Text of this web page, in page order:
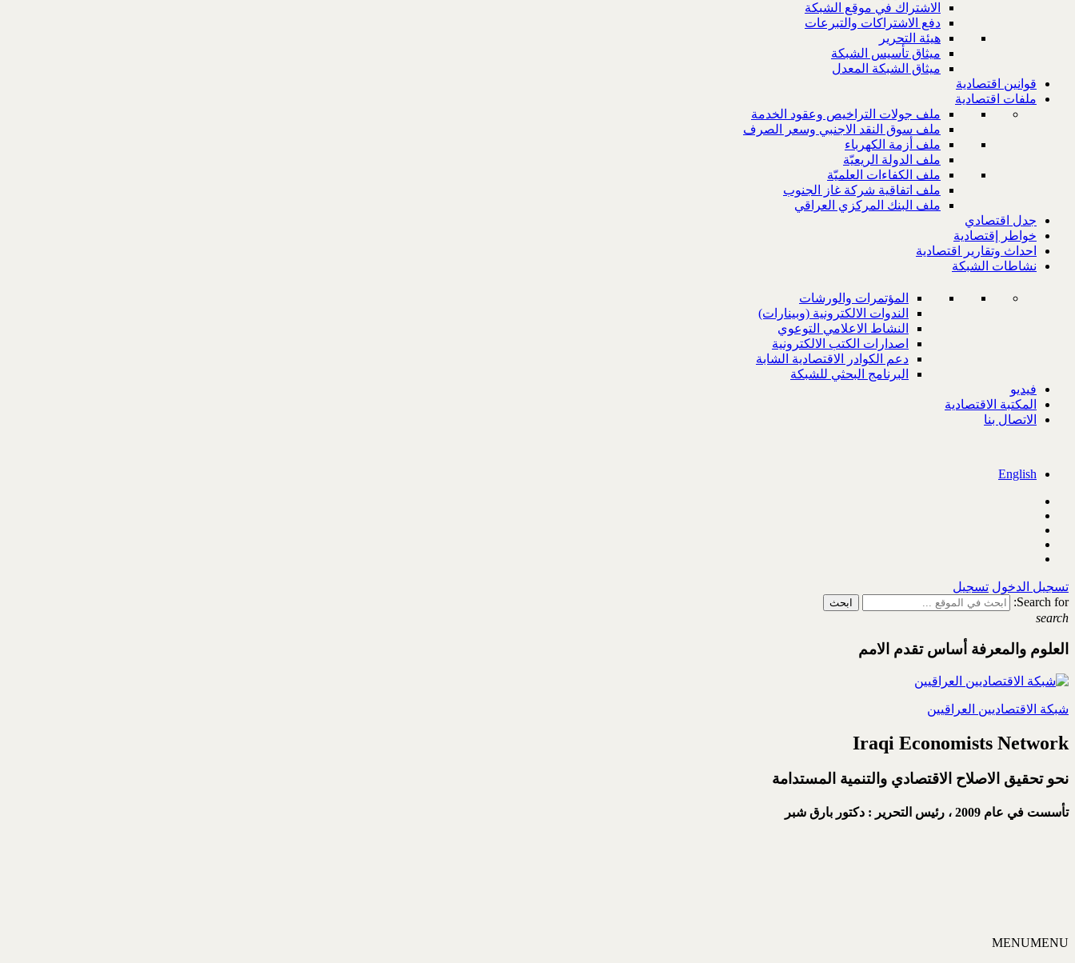
الاشتراك في موقع الشبكة
دفع الاشتراكات والتبرعات
هيئة التحرير
ميثاق تأسيس الشبكة
ميثاق الشبكة المعدل
قوانين اقتصادية
ملفات اقتصادية
ملف جولات التراخيص وعقود الخدمة
ملف سوق النقد الاجنبي وسعر الصرف
ملف أزمة الكهرباء
ملف الدولة الريعيّة
ملف الكفاءات العلميّة
ملف اتفاقية شركة غاز الجنوب
ملف البنك المركزي العراقي
جدل اقتصادي
خواطر إقتصادية
احداث وتقارير اقتصادية
نشاطات الشبكة
المؤتمرات والورشات
الندوات الالكترونية (وبينارات)
النشاط الاعلامي التوعوي
اصدارات الكتب الالكترونية
دعم الكوادر الاقتصادية الشابة
البرنامج البحثي للشبكة
فيديو
المكتبة الاقتصادية
الاتصال بنا
English
تسجيل الدخول تسجيل
Search for:
search
العلوم والمعرفة أساس تقدم الامم
شبكة الاقتصاديين العراقيين
Iraqi Economists Network
نحو تحقيق الاصلاح الاقتصادي والتنمية المستدامة
تأسست في عام 2009 ، رئيس التحرير : دكتور بارق شبر
MENUMENU